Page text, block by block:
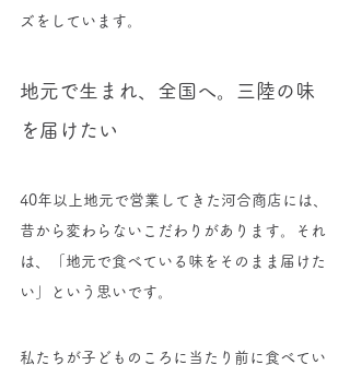
ズをしています。
地元で生まれ、全国へ。三陸の味
を届けたい
40年以上地元で営業してきた河合商店には、
昔から変わらないこだわりがあります。それ
は、「地元で食べている味をそのまま届けた
い」という思いです。
私たちが子どものころに当たり前に食べてい